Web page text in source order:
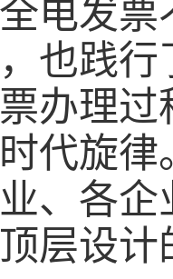
电发
也践
办理
代旋
、各
层设